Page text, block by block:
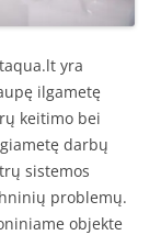
yra
ilgametę
keitimo bei
darbų
sistemos
problemų.
objekte